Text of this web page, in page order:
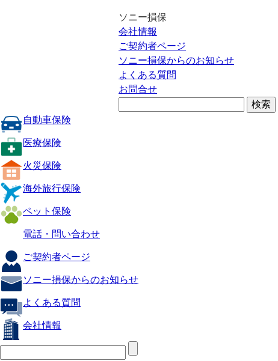
ソニー損保
会社情報
ご契約者ページ
ソニー損保からのお知らせ
よくある質問
お問合せ
自動車保険
医療保険
火災保険
海外旅行保険
ペット保険
電話・問い合わせ
ご契約者ページ
ソニー損保からのお知らせ
よくある質問
会社情報